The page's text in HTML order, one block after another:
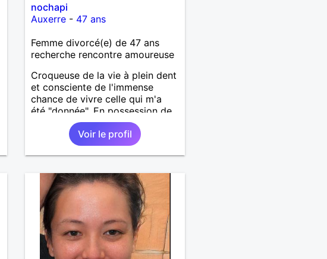
nochapi
Auxerre - 47 ans
Femme divorcé(e) de 47 ans
recherche rencontre amoureuse
Croqueuse de la vie à plein dent
et consciente de l'immense
chance de vivre celle qui m'a
été "donnée". En possession de
toutes ses facultés mentales et
physiques. Célibataire mais pas
solitaire, je mène une vie bien
remplie. Je ne suis pas sur ce
représentatrice de la Femme
Divorcée Mal dans sa peau. A
bientôt.
Voir le profil